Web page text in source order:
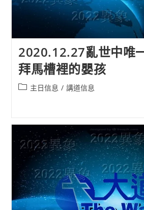
2020.12.27亂世中唯
拜馬槽裡的嬰孩
Post主日信息 / 講道信息